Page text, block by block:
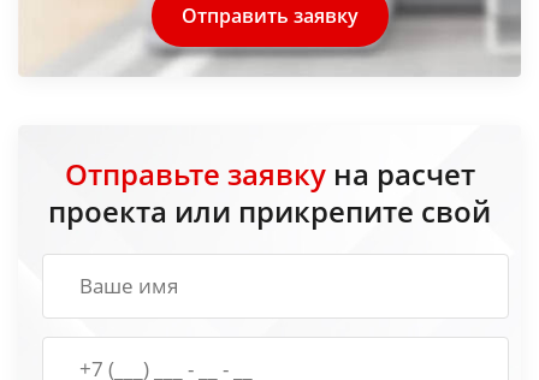
Отправить заявку
Отправьте заявкуна расчет
проекта или прикрепите свой